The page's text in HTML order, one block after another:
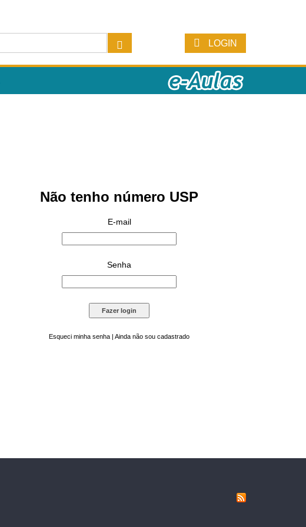
LOGIN
Não tenho número USP
E-mail
Senha
Esqueci minha senha | Ainda não sou cadastrado